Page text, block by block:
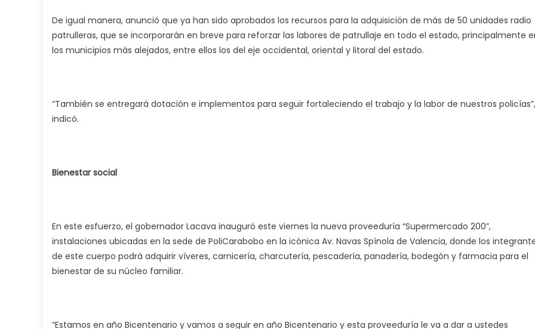
De igual manera, anunció que ya han sido aprobados los recursos para la adquisición de más de 50 unidades radio
patrulleras, que se incorporarán en breve para reforzar las labores de patrullaje en todo el estado, principalmente
los municipios más alejados, entre ellos los del eje occidental, oriental y litoral del estado.
“También se entregará dotación e implementos para seguir fortaleciendo el trabajo y la labor de nuestros policías”,
indicó.
Bienestar social
En este esfuerzo, el gobernador Lacava inauguró este viernes la nueva proveeduría “Supermercado 200”,
instalaciones ubicadas en la sede de PoliCarabobo en la icónica Av. Navas Spínola de Valencia, donde los
de este cuerpo podrá adquirir víveres, carnicería, charcutería, pescadería, panadería, bodegón y farmacia para el
bienestar de su núcleo familiar.
“Estamos en año Bicentenario y vamos a seguir en año Bicentenario y esta proveeduría le va a dar a ustedes